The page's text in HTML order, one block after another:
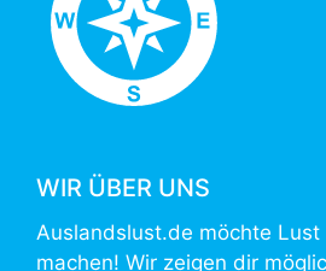
WIR ÜBER UNS
Auslandslust.de möchte Lust
machen! Wir zeigen dir